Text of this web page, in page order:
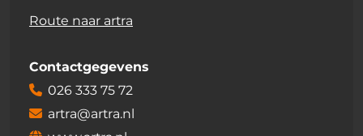
Route naar artra
Contactgegevens
026 333 75 72
artra@artra.nl